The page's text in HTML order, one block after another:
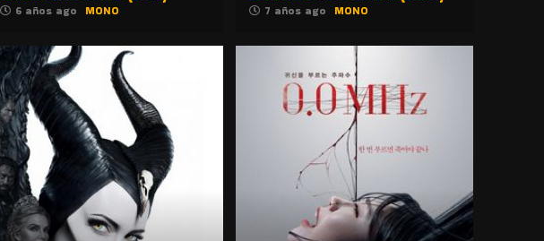
6 años ago MONO 7 años ago MONO